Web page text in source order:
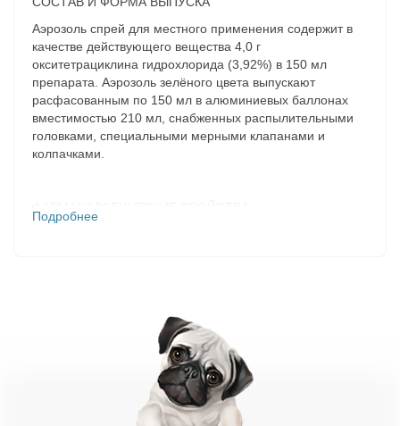
Аэрозоль спрей для местного применения содержит в
качестве действующего вещества 4,0 г
окситетрациклина гидрохлорида (3,92%) в 150 мл
препарата. Аэрозоль зелёного цвета выпускают
расфасованным по 150 мл в алюминиевых баллонах
вместимостью 210 мл, снабженных распылительными
головками, специальными мерными клапанами и
колпачками.
ФАРМАКОЛОГИЧЕСКИЕ СВОЙСТВА
Препарат легко растворяется в сыворотке крови и
тканевых жидкостях организма. Прочно фиксируется на
инфицированном участке. Действие препарата после
однократной обработки сохраняется в течение 7 дней.
ПОКАЗАНИЯ К ПРИМЕНЕНИЮ
Подробнее